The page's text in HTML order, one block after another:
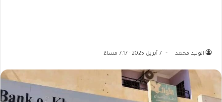
الوليد محمد 7 أبريل 2025 - 7:17 مساءً